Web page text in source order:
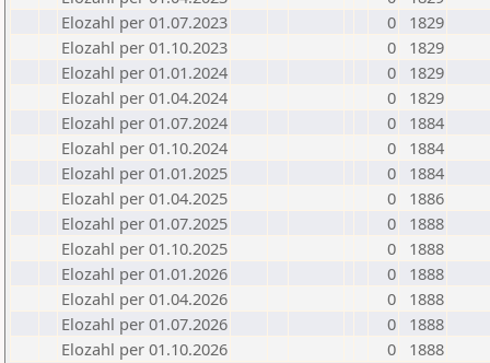
Elozahl per 01.07.2023
0
1829
Elozahl per 01.10.2023
0
1829
Elozahl per 01.01.2024
0
1829
Elozahl per 01.04.2024
0
1829
Elozahl per 01.07.2024
0
1884
Elozahl per 01.10.2024
0
1884
Elozahl per 01.01.2025
0
1884
Elozahl per 01.04.2025
0
1886
Elozahl per 01.07.2025
0
1888
Elozahl per 01.10.2025
0
1888
Elozahl per 01.01.2026
0
1888
Elozahl per 01.04.2026
0
1888
Elozahl per 01.07.2026
0
1888
Elozahl per 01.10.2026
0 1888